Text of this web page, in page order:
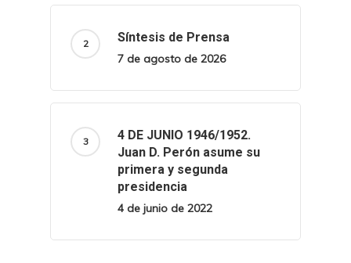
Síntesis de Prensa
7 de agosto de 2026
4 DE JUNIO 1946/1952.
Juan D. Perón asume su
primera y segunda
presidencia
4 de junio de 2022